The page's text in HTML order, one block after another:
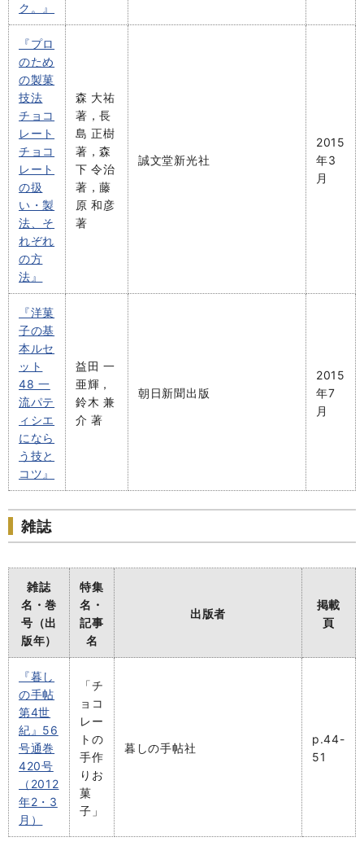
ク。』
『プロ
のため
の製菓
技法
チョコ
レート
チョコ
レート
の扱
い・製
法、そ
れぞれ
の方
法』
森 大祐
著，長
島 正樹
著，森
下 令治
著，藤
原 和彦
著
誠文堂新光社
2015
年3
月
『洋菓
子の基
本ルセ
ット
48 一
流パテ
ィシエ
になら
う技と
コツ』
益田 一
亜輝，
鈴木 兼
介 著
朝日新聞出版
2015
年7
月
雑誌
雑誌
名・巻
号（出
版年）
特集
名・
記事
名
出版者
掲載
頁
『暮し
の手帖
第4世
紀』56
号通巻
420号
（2012
年2・3
月）
「チ
ョコ
レー
トの
手作
りお
菓
子」
暮しの手帖社
p.44-
51